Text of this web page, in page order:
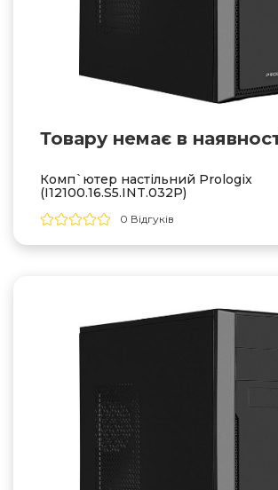
Товару немає в
Комп`ютер настільний Prologix
(I12100.16.S5.INT.032P)
0 Відгуків